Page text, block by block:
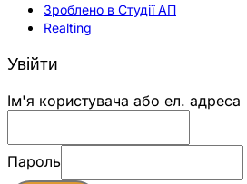
Зроблено в Студії АП
Realting
Увійти
Ім'я користувача або ел. адреса
Пароль